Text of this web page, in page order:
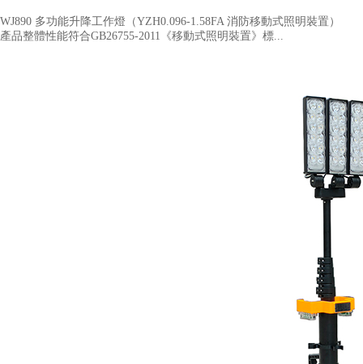
WJ890 多功能升降工作燈（YZH0.096-1.58FA 消防移動式照明裝置​）
產品整體性能符合GB26755-2011《移動式照明裝置》標...